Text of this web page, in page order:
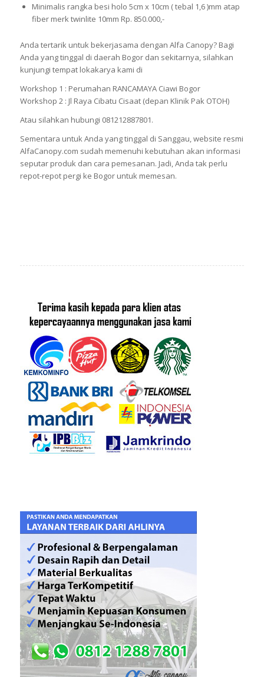
Minimalis rangka besi holo 5cm x 10cm ( tebal 1,6 )mm atap
fiber merk twinlite 10mm Rp. 850.000,-
Anda tertarik untuk bekerjasama dengan Alfa Canopy? Bagi
Anda yang tinggal di daerah Bogor dan sekitarnya, silahkan
kunjungi tempat lokakarya kami di
Workshop 1 : Perumahan RANCAMAYA Ciawi Bogor
Workshop 2 : Jl Raya Cibatu Cisaat (depan Klinik Pak OTOH)
Atau silahkan hubungi 081212887801.
Sementara untuk Anda yang tinggal di Sanggau, website resmi
AlfaCanopy.com sudah memenuhi kebutuhan akan informasi
seputar produk dan cara pemesanan. Jadi, Anda tak perlu
repot-repot pergi ke Bogor untuk memesan.